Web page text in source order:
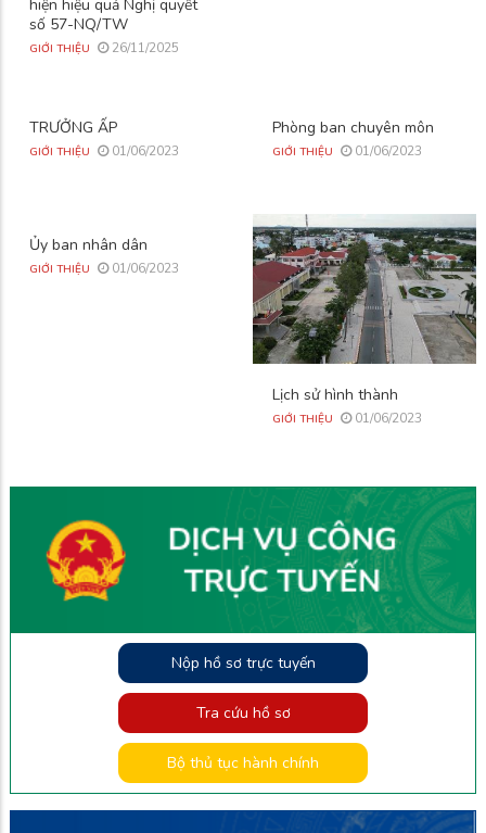
hiện hiệu quả Nghị quyết
số 57-NQ/TW
GIỚI THIỆU 26/11/2025
TRƯỞNG ẤP
GIỚI THIỆU 01/06/2023
Phòng ban chuyên môn
GIỚI THIỆU 01/06/2023
Ủy ban nhân dân
GIỚI THIỆU 01/06/2023
Lịch sử hình thành
GIỚI THIỆU 01/06/2023
Nộp hồ sơ trực tuyến
Tra cứu hồ sơ
Bộ thủ tục hành chính